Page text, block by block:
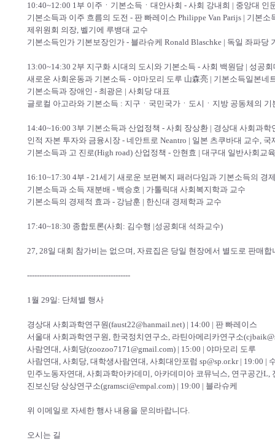
10:40~12:00 1부 이주ㆍ기본소득ㆍ대안사회 - 사회 강내희 | 중앙대 인
기본소득과 이주 흐름의 도전 - 판 빠레이스 Philippe Van Parijs | 기본
제위원회 의장, 벨기에 루뱅대 교수
기본소득인가 기본보장인가 - 블라슈케 Ronald Blaschke | 독일 좌파당
13:00~14:30 2부 지구화 시대의 도시와 기본소득 - 사회 백원담 | 성공
새로운 사회운동과 기본소득 - 야마모리 도루 山森亮 | 기본소득일본
기본소득과 장애인 - 최광은 | 사회당 대표
글로컬 아고라와 기본소득 : 지구ㆍ국민국가ㆍ도시ㆍ지방 공동체의
14:40~16:00 3부 기본소득과 산업정책 - 사회 장상환 | 경상대 사회과학
인적 자본 투자와 금융시장 - 네안트로 Neantro | 일본 츠쿠바대 교수,
기본소득과 고 진로(High road) 산업정책 - 안현효 | 대구대 일반사회교
16:10~17:30 4부 - 21세기 새로운 보편복지 패러다임과 기본소득의 경
기본소득과 소득 재분배 - 백승호 | 가톨릭대 사회복지학과 교수
기본소득의 경제적 효과 - 강남훈 | 한신대 경제학과 교수
17:40~18:30 종합토론(사회: 김수행 |성공회대 석좌교수)
27, 28일 대회 참가비는 없으며, 자료집은 당일 현장에서 별도로 판매
------------------------------------------
1월 29일: 단체별 행사
경상대 사회과학연구원(faust22@hanmail.net) | 14:00 | 판 빠레이스
서울대 사회과학연구원, 한국정치연구소, 라틴아메리카연구소
사람연대, 사회당(zoozoo7171@gmail.com) | 15:00 | 야마모리 도루
사람연대, 사회당, 대학생사람연대, 사회대안포럼 sp@sp.or.kr | 19:00 |
민주노동자연대, 사회과학아카데미, 아카데미아 코뮤닉스, 연구공간L,
진보신당 상상연구소(gramsci@empal.com) | 19:00 | 블라슈케
위 이메일로 자세한 행사 내용을 문의바랍니다.
오시는 길